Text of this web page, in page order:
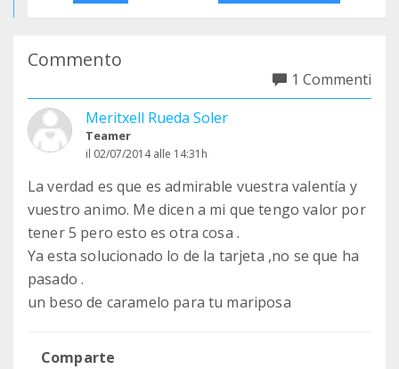
Commento
1 Commenti
Meritxell Rueda Soler
Teamer
il 02/07/2014 alle 14:31h
La verdad es que es admirable vuestra valentía y
vuestro animo. Me dicen a mi que tengo valor por
tener 5 pero esto es otra cosa .
Ya esta solucionado lo de la tarjeta ,no se que ha
pasado .
un beso de caramelo para tu mariposa
Comparte